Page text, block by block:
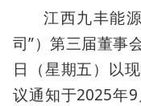
江西九丰能
司”）第三届董事
日（星期五）以
议通知于2025年